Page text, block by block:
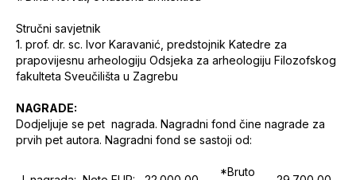
Stručni savjetnik
1. prof. dr. sc. Ivor Karavanić, predstojnik Katedre za
prapovijesnu arheologiju Odsjeka za arheologiju Filozofskog
fakulteta Sveučilišta u Zagrebu
NAGRADE:
Dodjeljuje se pet nagrada. Nagradni fond čine nagrade za
prvih pet autora. Nagradni fond se sastoji od:
*Bruto